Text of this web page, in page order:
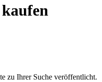
zu Ihrer Suche veröffentlicht.